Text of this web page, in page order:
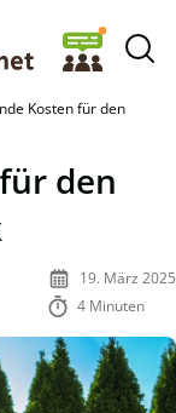
Kosten für den
den
19. März 2025
4 Minuten